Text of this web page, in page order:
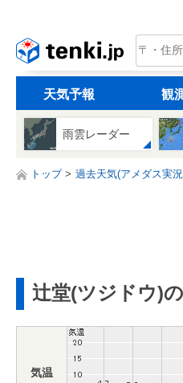
tenki.jp
天気予報 観
雨雲レーダー
トップ 過去天気(アメダス実
辻堂(ツジドウ)
気温